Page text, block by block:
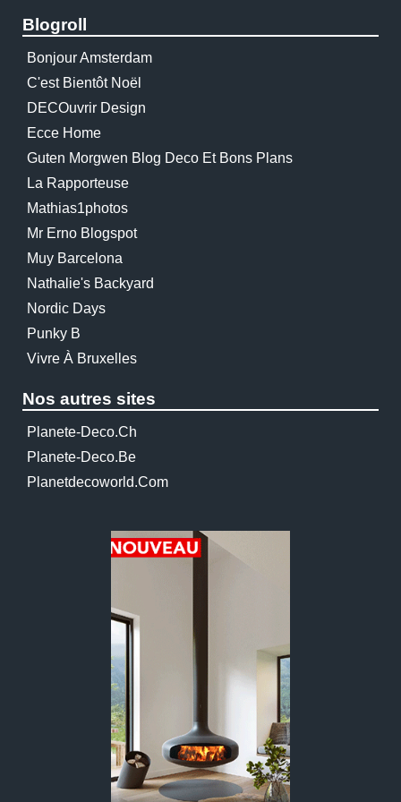
Blogroll
Bonjour Amsterdam
C'est Bientôt Noël
DECOuvrir Design
Ecce Home
Guten Morgwen Blog Deco Et Bons Plans
La Rapporteuse
Mathias1photos
Mr Erno Blogspot
Muy Barcelona
Nathalie's Backyard
Nordic Days
Punky B
Vivre À Bruxelles
Nos autres sites
Planete-Deco.ch
Planete-Deco.be
Planetdecoworld.com